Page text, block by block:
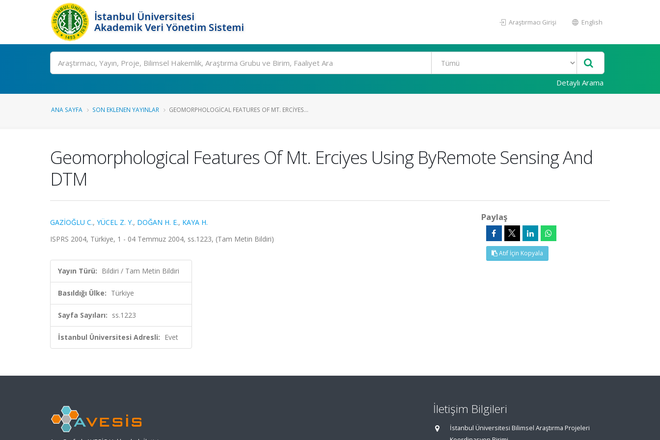
İstanbul Üniversitesi
Akademik Veri Yönetim Sistemi
Araştırmacı Girişi English
Ara
Detaylı Arama
ANA SAYFA SON EKLENEN YAYINLAR GEOMORPHOLOGICAL FEATURES OF MT. ERCIYES...
Geomorphological Features Of Mt. Erciyes Using ByRemote Sensing And
DTM
GAZİOĞLU C., YÜCEL Z. Y., DOĞAN H. E., KAYA H.
ISPRS 2004, Türkiye, 1 - 04 Temmuz 2004, ss.1223, (Tam Metin Bildiri)
Yayın Türü: Bildiri / Tam Metin Bildiri
Basıldığı Ülke: Türkiye
Sayfa Sayıları: ss.1223
İstanbul Üniversitesi Adresli: Evet
Paylaş
Atıf İçin Kopyala
İletişim Bilgileri
İstanbul Üniversitesi Bilimsel Araştırma Projeleri